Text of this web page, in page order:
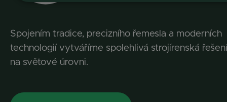
Spojením tradice, precizního řemesla a moderních
technologií vytváříme spolehlivá strojírenská řešení
na světové úrovni.